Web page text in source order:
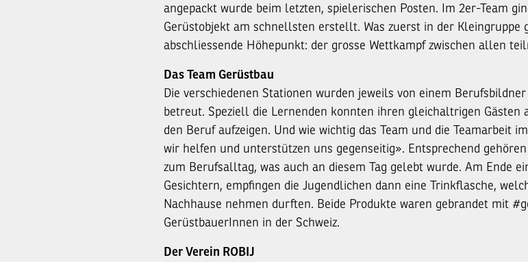
angepackt wurde beim letzten, spielerischen Posten. Im 2er-Team
Gerüstobjekt am schnellsten erstellt. Was zuerst in der Kleingruppe
abschliessende Höhepunkt: der grosse Wettkampf zwischen allen
Das Team Gerüstbau
Die verschiedenen Stationen wurden jeweils von einem
betreut. Speziell die Lernenden konnten ihren gleichaltrigen
den Beruf aufzeigen. Und wie wichtig das Team und die Teamarbeit
wir helfen und unterstützen uns gegenseitig». Entsprechend
zum Berufsalltag, was auch an diesem Tag gelebt wurde. Am Ende
Gesichtern, empfingen die Jugendlichen dann eine Trinkflasche,
Nachhause nehmen durften. Beide Produkte waren gebrandet mit
GerüstbauerInnen in der Schweiz.
Der Verein ROBIJ